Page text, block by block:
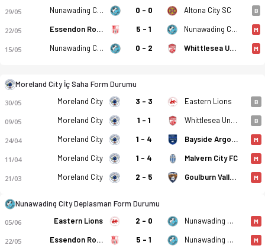
Moreland City FC - Nunawading City 20.06.2026 tarihinde
29/05 Nunawading City 0 - 0 Altona City SC B
22/05 Essendon Royals SC 5 - 1 Nunawading City M
15/05 Nunawading City 0 - 2 Whittlesea United SC M
Moreland City İç Saha Form Durumu
30/05 Moreland City 3 - 3 Eastern Lions B
09/05 Moreland City 1 - 1 Whittlesea United SC B
24/04 Moreland City 1 - 4 Bayside Argonauts FC M
11/04 Moreland City 1 - 4 Malvern City FC M
21/03 Moreland City 2 - 5 Goulburn Valley Suns M
Nunawading City Deplasman Form Durumu
05/06 Eastern Lions 2 - 0 Nunawading City M
22/05 Essendon Royals SC 5 - 1 Nunawading City M